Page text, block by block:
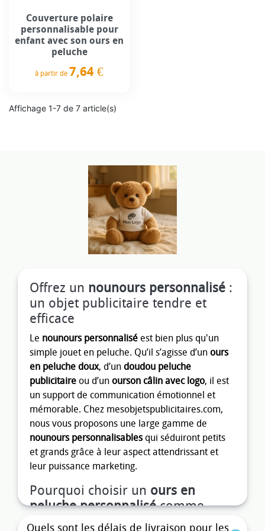
Offrez un nounours personnalisé :
un objet publicitaire tendre et
efficace
Le nounours personnalisé est bien plus qu'un
simple jouet en peluche. Qu’il s’agisse d’un ours
en peluche doux, d’un doudou peluche
publicitaire ou d’un ourson câlin avec logo, il est
un support de communication émotionnel et
mémorable. Chez mesobjetspublicitaires.com,
nous vous proposons une large gamme de
nounours personnalisablesqui séduiront petits
et grands grâce à leur aspect attendrissant et
leur puissance marketing.
Pourquoi choisir un ours en
peluche personnalisécomme
objet publicitaire ?
Quels sont les délais de livraison pour les
Couverture polaire
personnalisable pour
enfant avec son ours en
peluche
à partir de 7,64 €
Affichage 1-7 de 7 article(s)